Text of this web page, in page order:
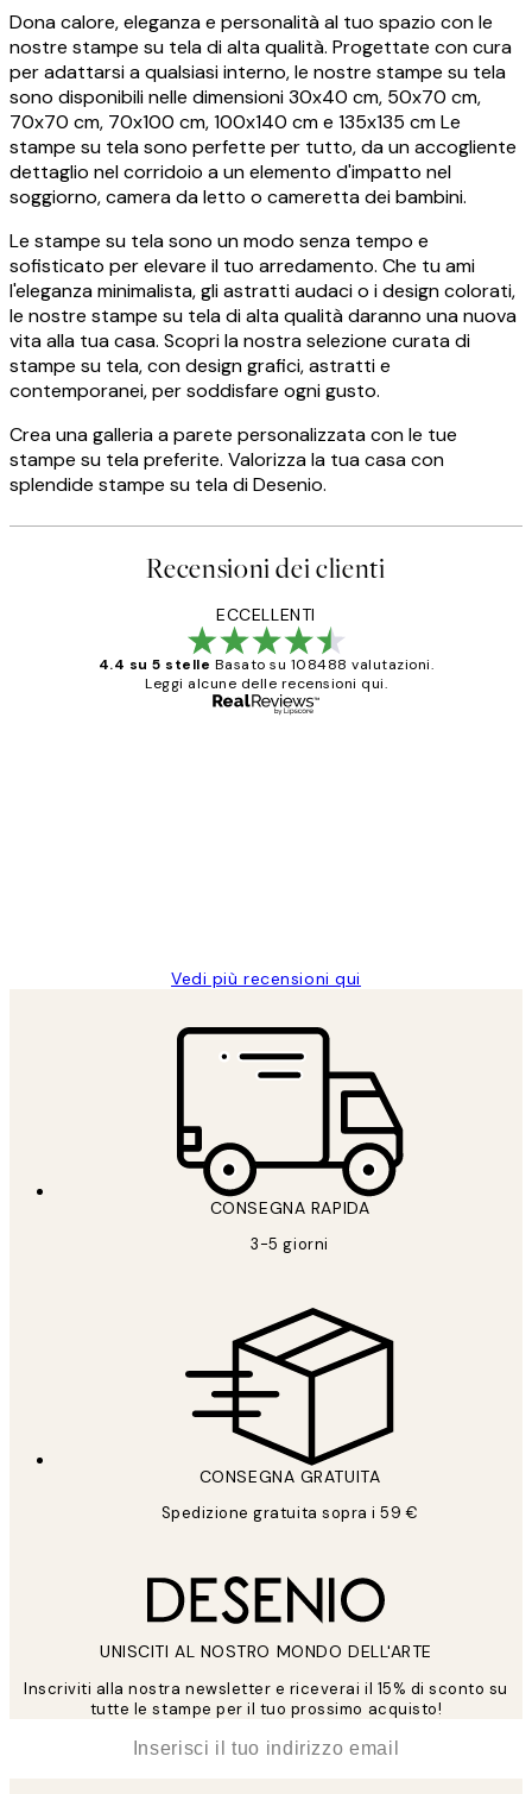
Dona calore, eleganza e personalità al tuo spazio con le
nostre stampe su tela di alta qualità. Progettate con cura
per adattarsi a qualsiasi interno, le nostre stampe su tela
sono disponibili nelle dimensioni 30x40 cm, 50x70 cm,
70x70 cm, 70x100 cm, 100x140 cm e 135x135 cm Le
stampe su tela sono perfette per tutto, da un accogliente
dettaglio nel corridoio a un elemento d'impatto nel
soggiorno, camera da letto o cameretta dei bambini.
Le stampe su tela sono un modo senza tempo e
sofisticato per elevare il tuo arredamento. Che tu ami
l'eleganza minimalista, gli astratti audaci o i design colorati,
le nostre stampe su tela di alta qualità daranno una nuova
vita alla tua casa. Scopri la nostra selezione curata di
stampe su tela, con design grafici, astratti e
contemporanei, per soddisfare ogni gusto.
Crea una galleria a parete personalizzata con le tue
stampe su tela preferite. Valorizza la tua casa con
splendide stampe su tela di Desenio.
Recensioni dei clienti
ECCELLENTI
4.4 su 5 stelle Basato su 108488 valutazioni.
Leggi alcune delle recensioni qui.
Vedi più recensioni qui
CONSEGNA RAPIDA
3-5 giorni
CONSEGNA GRATUITA
Spedizione gratuita sopra i 59 €
UNISCITI AL NOSTRO MONDO DELL'ARTE
Inscriviti alla nostra newsletter e riceverai il 15% di sconto su
tutte le stampe per il tuo prossimo acquisto!